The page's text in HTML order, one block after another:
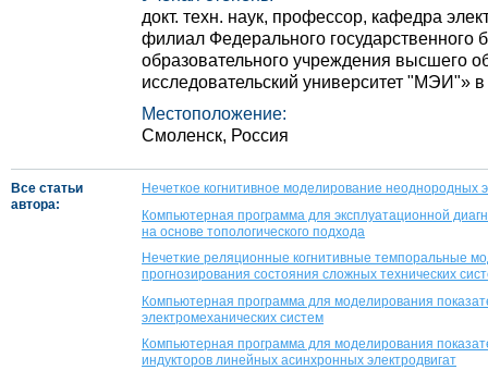
докт. техн. наук, профессор, кафедра
филиал Федерального государственного
образовательного учреждения высшего
исследовательский университет "МЭИ"»
Местоположение:
Смоленск, Россия
Все статьи
автора:
Нечеткое когнитивное моделирование неоднородных
Компьютерная программа для эксплуатационной
на основе топологического подхода
Нечеткие реляционные когнитивные темпоральные
прогнозирования состояния сложных технических
Компьютерная программа для моделирования
электромеханических систем
Компьютерная программа для моделирования
индукторов линейных асинхронных электродвигат